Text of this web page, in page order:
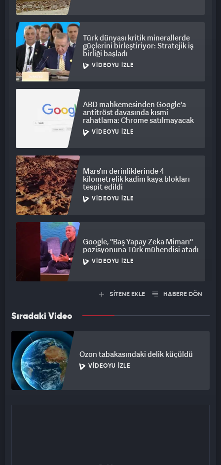
Türk dünyası kritik minerallerde
güçlerini birleştiriyor: Stratejik iş
birliği başladı
VIDEOYU İZLE
ABD mahkemesinden Google'a
antitröst davasında kısmi
rahatlama: Chrome satılmayacak
VIDEOYU İZLE
Mars’ın derinliklerinde 4
kilometrelik kadim kaya blokları
tespit edildi
VIDEOYU İZLE
Google, ''Baş Yapay Zeka Mimarı''
pozisyonuna Türk mühendisi atadı
VIDEOYU İZLE
SİTENE EKLE HABERE DÖN
Sıradaki Video
Ozon tabakasındaki delik küçüldü
VIDEOYU İZLE